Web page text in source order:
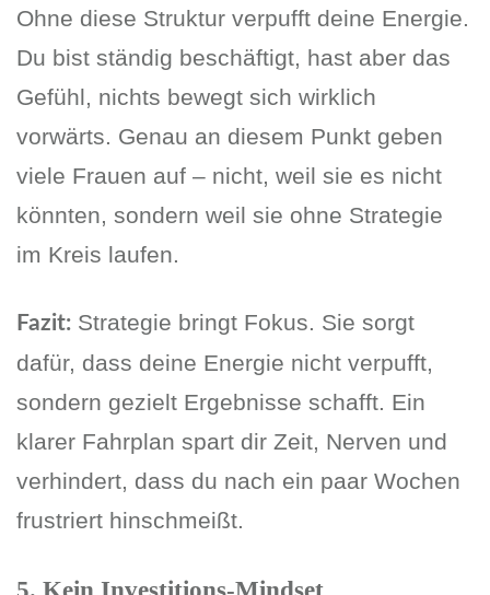
Ohne diese Struktur verpufft deine Energie.
Du bist ständig beschäftigt, hast aber das
Gefühl, nichts bewegt sich wirklich
vorwärts. Genau an diesem Punkt geben
viele Frauen auf – nicht, weil sie es nicht
könnten, sondern weil sie ohne Strategie
im Kreis laufen.
Fazit: Strategie bringt Fokus. Sie sorgt
dafür, dass deine Energie nicht verpufft,
sondern gezielt Ergebnisse schafft. Ein
klarer Fahrplan spart dir Zeit, Nerven und
verhindert, dass du nach ein paar Wochen
frustriert hinschmeißt.